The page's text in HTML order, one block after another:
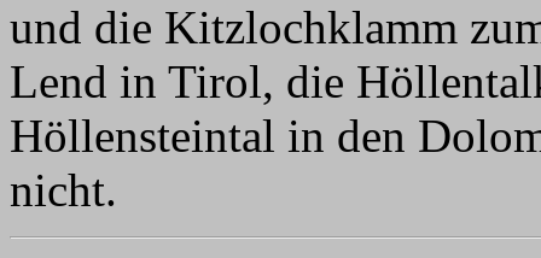
und die Kitzlochklamm
Lend in Tirol, die
Höllensteintal in den
nicht.